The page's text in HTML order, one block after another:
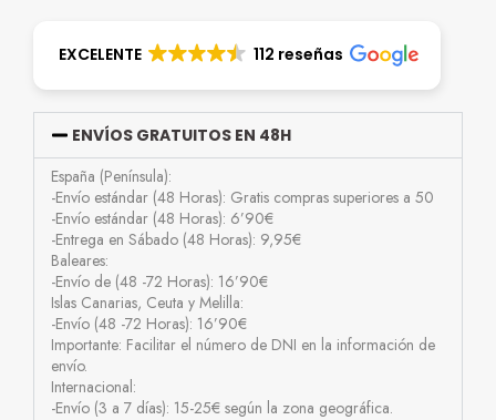
EXCELENTE 112 reseñas
ENVÍOS GRATUITOS EN 48H
España (Península):
-Envío estándar (48 Horas): Gratis compras superiores a 50
-Envío estándar (48 Horas): 6’90€
-Entrega en Sábado (48 Horas): 9,95€
Baleares:
-Envío de (48 -72 Horas): 16’90€
Islas Canarias, Ceuta y Melilla:
-Envío (48 -72 Horas): 16’90€
Importante: Facilitar el número de DNI en la información de
envío.
Internacional:
-Envío (3 a 7 días): 15-25€ según la zona geográfica.